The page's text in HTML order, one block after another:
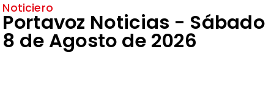
Noticiero
Portavoz Noticias - Sábado
8 de Agosto de 2026